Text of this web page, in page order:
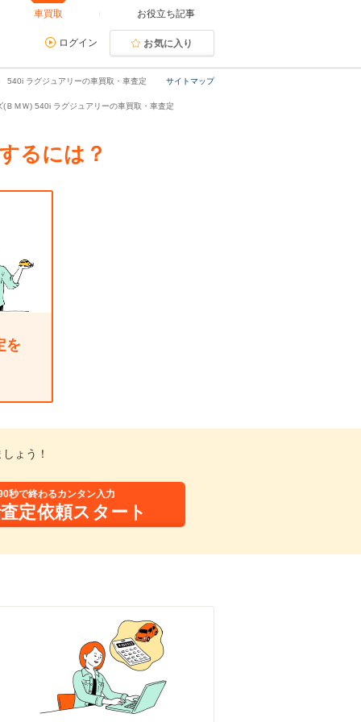
車買取 お役立ち記事
ログイン お気に入り
サイトマップ
540i ラグジュアリーの車買取・車査定
(ＢＭＷ) 540i ラグジュアリーの車買取・車査定
るには？
を
ょう！
秒で終わるカンタン入力
定依頼スタート